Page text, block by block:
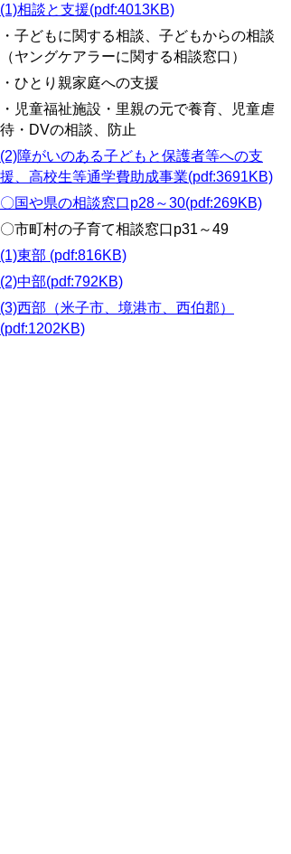
(1)相談と支援(pdf:4013KB)
・子どもに関する相談、子どもからの相談
（ヤングケアラーに関する相談窓口）
・ひとり親家庭への支援
・児童福祉施設・里親の元で養育、児童虐
待・DVの相談、防止
(2)障がいのある子どもと保護者等への支
援、高校生等通学費助成事業(pdf:3691KB)
〇国や県の相談窓口p28～30(pdf:269KB)
〇市町村の子育て相談窓口p31～49
(1)東部 (pdf:816KB)
(2)中部(pdf:792KB)
(3)西部（米子市、境港市、西伯郡）
(pdf:1202KB)